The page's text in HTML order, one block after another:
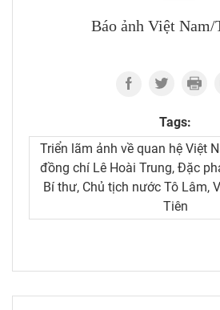
Báo ảnh Việt
Tags:
Triển lãm ảnh về quan hệ Việt
đồng chí Lê Hoài Trung, Đặc
Bí thư, Chủ tịch nước Tô Lâm,
Tiên